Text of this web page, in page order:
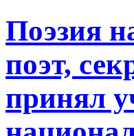
Поэзия
поэт,
принял